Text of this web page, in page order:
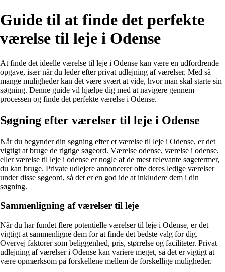
Guide til at finde det perfekte
værelse til leje i Odense
At finde det ideelle værelse til leje i Odense kan være en udfordrende
opgave, især når du leder efter privat udlejning af værelser. Med så
mange muligheder kan det være svært at vide, hvor man skal starte sin
søgning. Denne guide vil hjælpe dig med at navigere gennem
processen og finde det perfekte værelse i Odense.
Søgning efter værelser til leje i Odense
Når du begynder din søgning efter et værelse til leje i Odense, er det
vigtigt at bruge de rigtige søgeord. Værelse odense, værelse i odense,
eller værelse til leje i odense er nogle af de mest relevante søgetermer,
du kan bruge. Private udlejere annoncerer ofte deres ledige værelser
under disse søgeord, så det er en god ide at inkludere dem i din
søgning.
Sammenligning af værelser til leje
Når du har fundet flere potentielle værelser til leje i Odense, er det
vigtigt at sammenligne dem for at finde det bedste valg for dig.
Overvej faktorer som beliggenhed, pris, størrelse og faciliteter. Privat
udlejning af værelser i Odense kan variere meget, så det er vigtigt at
være opmærksom på forskellene mellem de forskellige muligheder.